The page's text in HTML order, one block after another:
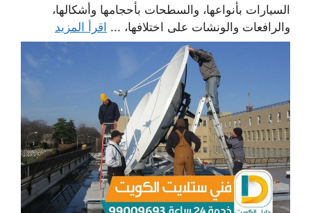
السيارات بأنواعها، والسطحات بأحجامها وأشكالها،
والرافعات والونشات على اختلافها، ... اقرأ المزيد